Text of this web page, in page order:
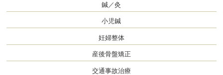
鍼／灸
小児鍼
妊婦整体
産後骨盤矯正
交通事故治療